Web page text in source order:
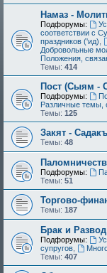
Намаз -
Подфорумы:
соответствии с
праздников ('ид)
Добровольные
Положения,
Темы: 414
Пост (Сыям -
Подфорумы:
Различные темы,
Темы: 125
Закят -
Темы: 48
Подфорумы:
Темы: 51
Торгово-
Темы: 187
Брак и
Подфорумы:
супругов
Темы: 407